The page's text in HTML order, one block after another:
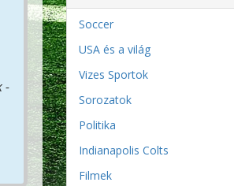
-
Soccer
USA és a világ
Vizes Sportok
Sorozatok
Politika
Indianapolis Colts
Filmek